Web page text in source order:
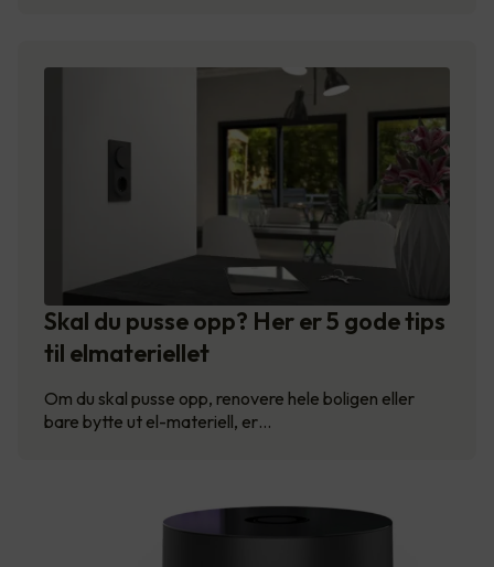
Skal du pusse opp? Her er 5 gode tips
til elmateriellet
Om du skal pusse opp, renovere hele boligen eller
bare bytte ut el-materiell, er…